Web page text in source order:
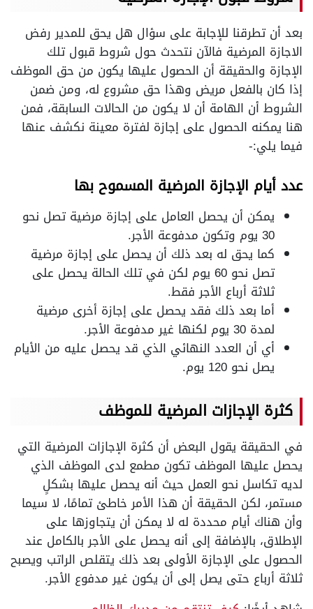
بعد أن تطرقنا للإجابة على سؤال هل يحق للمدير رفض
الاجازة المرضية فالآن نتحدث حول شروط قبول تلك
الإجازة والحقيقة أن الحصول عليها يكون من حق الموظف
إذا كان بالفعل مريض وهذا حق مشروع له، ومن ضمن
الشروط أن الهامة أن لا يكون من الحالات السابقة، فمن
هنا يمكنه الحصول على إجازة لفترة معينة نكشف عنها
فيما يلي:-
عدد أيام الإجازة المرضية المسموح بها
يمكن أن يحصل العامل على إجازة مرضية تصل نحو
30 يوم وتكون مدفوعة الأجر.
كما يحق له بعد ذلك أن يحصل على إجازة مرضية
تصل نحو 60 يوم لكن في تلك الحالة يحصل على
ثلاثة أرباع الأجر فقط.
أما بعد ذلك فقد يحصل على إجازة أخرى مرضية
لمدة 30 يوم لكنها غير مدفوعة الأجر.
أي أن العدد النهائي الذي قد يحصل عليه من الأيام
يصل نحو 120 يوم.
كثرة الإجازات المرضية للموظف
في الحقيقة يقول البعض أن كثرة الإجازات المرضية التي
يحصل عليها الموظف تكون مطمع لدى الموظف الذي
لديه تكاسل نحو العمل حيث أنه يحصل عليها بشكلٍ
مستمر، لكن الحقيقة أن هذا الأمر خاطئ تمامًا، لا سيما
وأن هناك أيام محددة له لا يمكن أن يتجاوزها على
الإطلاق، بالإضافة إلى أنه يحصل على الأجر بالكامل عند
الحصول على الإجازة الأولى بعد ذلك يتقلص الراتب ويصبح
ثلاثة أرباع حتى يصل إلى أن يكون غير مدفوع الأجر.